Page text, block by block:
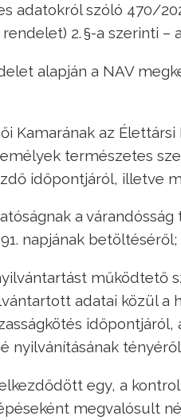
adatokról szóló 470/
2. §-a szerinti –
alapján a NAV
Kamarának az
természetes
időpontjáról, illetve
a
napjának betöltéséről;
működtető
adatai közül a
időpontjáról,
nyilvánításának
egy, a
megvalósult